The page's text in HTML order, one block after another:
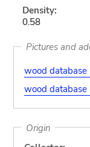
Density:
0.58
Pictures and
wood database
wood database
Origin